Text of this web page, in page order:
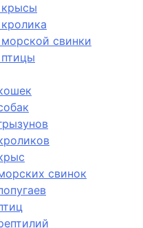
крысы
свинки
свинок